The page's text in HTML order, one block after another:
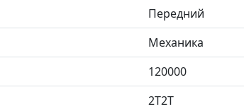
Передний
Механика
120000
2T2T